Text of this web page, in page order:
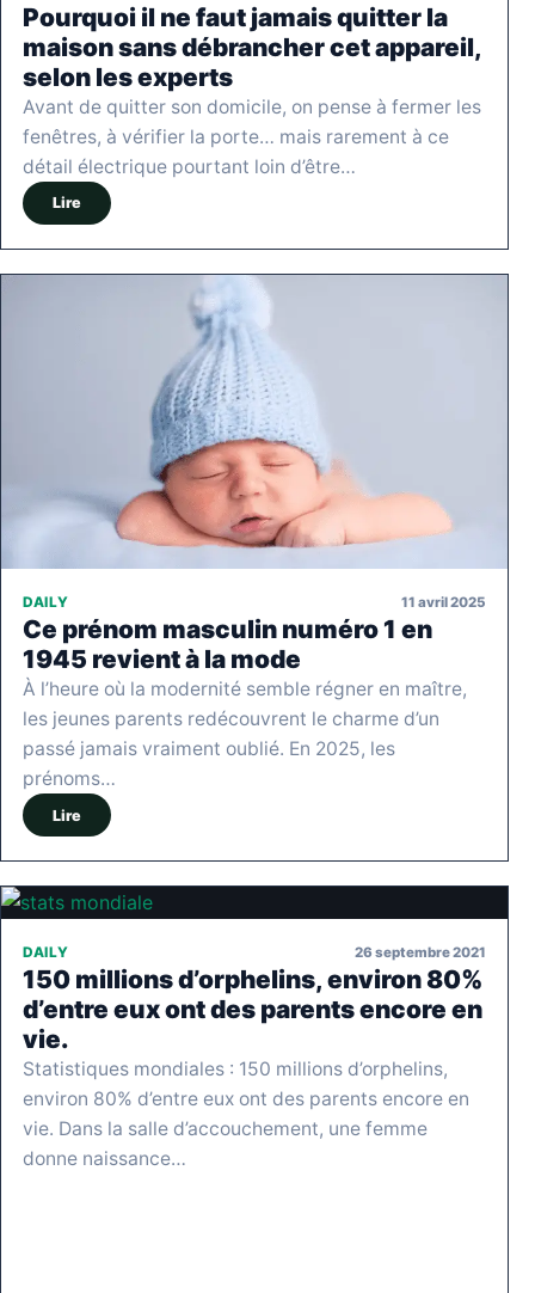
Pourquoi il ne faut jamais quitter la
maison sans débrancher cet appareil,
selon les experts
Avant de quitter son domicile, on pense à fermer les
fenêtres, à vérifier la porte… mais rarement à ce
détail électrique pourtant loin d’être…
Lire
DAILY 11 avril 2025
Ce prénom masculin numéro 1 en
1945 revient à la mode
À l’heure où la modernité semble régner en maître,
les jeunes parents redécouvrent le charme d’un
passé jamais vraiment oublié. En 2025, les
prénoms…
Lire
DAILY 26 septembre 2021
150 millions d’orphelins, environ 80%
d’entre eux ont des parents encore en
vie.
Statistiques mondiales : 150 millions d’orphelins,
environ 80% d’entre eux ont des parents encore en
vie. Dans la salle d’accouchement, une femme
donne naissance…